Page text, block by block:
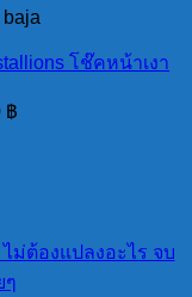
baja
โช๊คหน้าเงา
฿
ม่ต้องแปลงอะไร จบ
ๆ